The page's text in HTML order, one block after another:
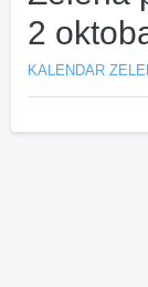
2
KALENDAR